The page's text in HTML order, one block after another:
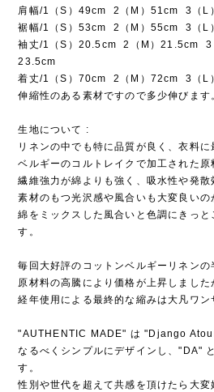
肩幅/1（S）49cm 2（M）51cm 3（
裾幅/1（S）53cm 2（M）55cm 3（
袖丈/1（S）20.5cm 2（M）21.5cm 3
23.5cm
着丈/1（S）70cm 2（M）72cm 3（
伸縮性のある素材ですので多少伸びます
生地について :
リネンの中でも特に品質が良く、衣料
ベルギーのコルトレイクで加工された原
繊維強力が綿よりも強く、吸水性や発散
素材のもつ光沢感や風合いも大変良いの
綿をミックスした風合いと色調にきっと
す。
毎回大好評のコットンベルギーリネンの
原材料の高騰により価格が上昇しました
経年使用による最終的な縮みは大凡ワン
"AUTHENTIC MADE" は "Django
なるべくシンプルにデザインし、"DA"
す。
性別や世代を超えて共感を頂けたら大変